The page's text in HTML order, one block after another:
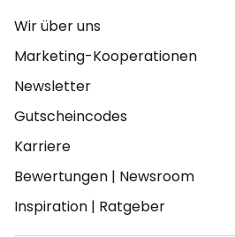
Wir über uns
Marketing-Kooperationen
Newsletter
Gutscheincodes
Karriere
Bewertungen | Newsroom
Inspiration | Ratgeber